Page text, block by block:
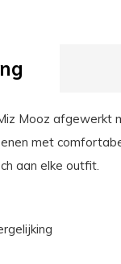
Mooz afgewerkt
met
aan elke outfit.